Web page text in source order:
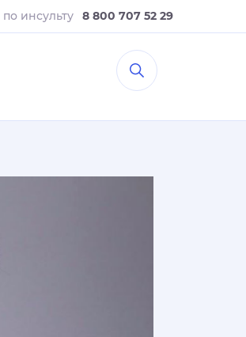
по инсульту 8 800 707 52 29